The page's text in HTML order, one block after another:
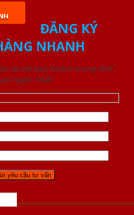
ĐĂNG KÝ
NHANH
lại với quý khách trong thời
ngắn nhất